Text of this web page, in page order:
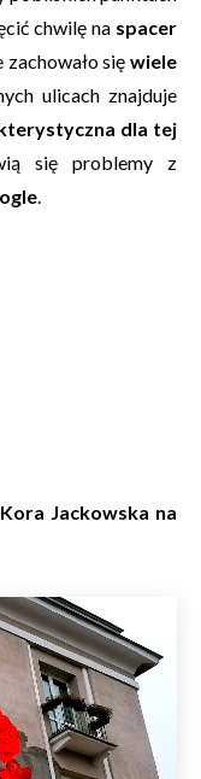
chwilę na spacer
zachowało sięwiele
ulicach znajduje
dla tej
się problemy z
.
Jackowska na